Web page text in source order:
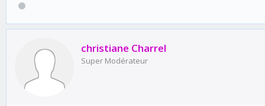
christiane Charrel
Super Modérateur